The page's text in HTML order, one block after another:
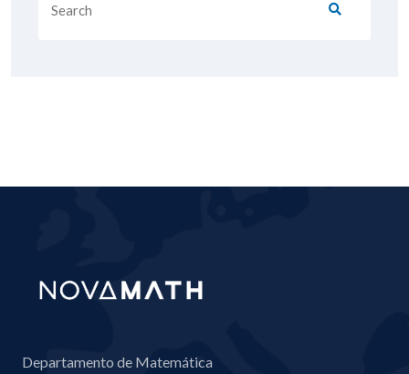
Departamento de Matemática